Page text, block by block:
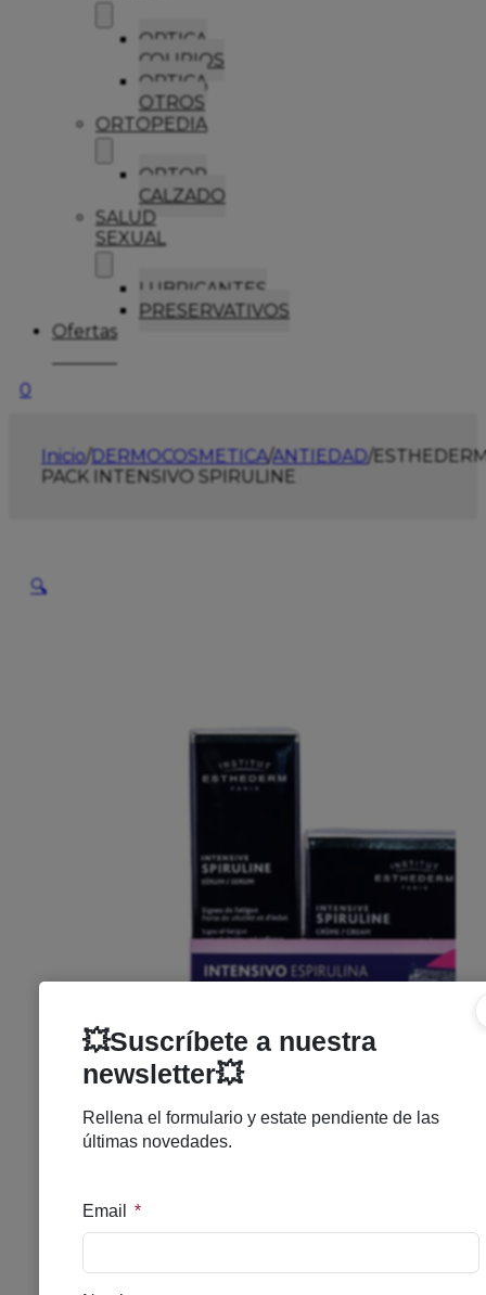
OPTICA
COLIRIOS
OPTICA
OTROS
ORTOPEDIA
ORTOP
CALZADO
SALUD
SEXUAL
LUBRICANTES
PRESERVATIVOS
Ofertas
0
Inicio/DERMOCOSMETICA/ANTIEDAD/
PACK INTENSIVO SPIRULINE
🔍